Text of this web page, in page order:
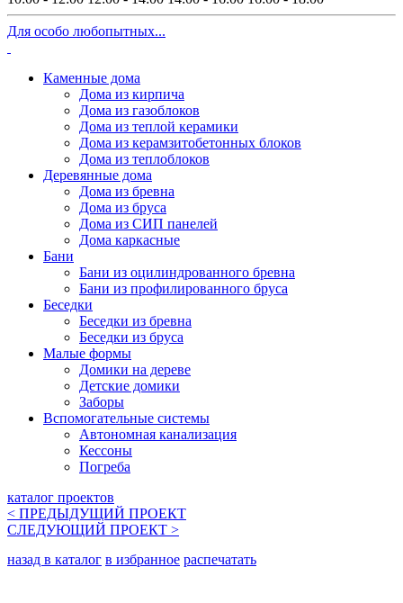
Для особо любопытных...
Каменные дома
Дома из кирпича
Дома из газоблоков
Дома из теплой керамики
Дома из керамзитобетонных блоков
Дома из теплоблоков
Деревянные дома
Дома из бревна
Дома из бруса
Дома из СИП панелей
Дома каркасные
Бани
Бани из оцилиндрованного бревна
Бани из профилированного бруса
Беседки
Беседки из бревна
Беседки из бруса
Малые формы
Домики на дереве
Детские домики
Заборы
Вспомогательные системы
Автономная канализация
Кессоны
Погреба
каталог проектов
< ПРЕДЫДУЩИЙ ПРОЕКТ
СЛЕДУЮЩИЙ ПРОЕКТ >
назад в каталог в избранное распечатать